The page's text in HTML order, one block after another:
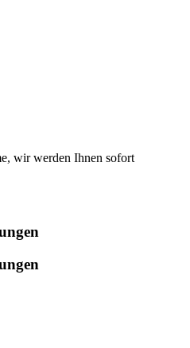
wir werden Ihnen sofort